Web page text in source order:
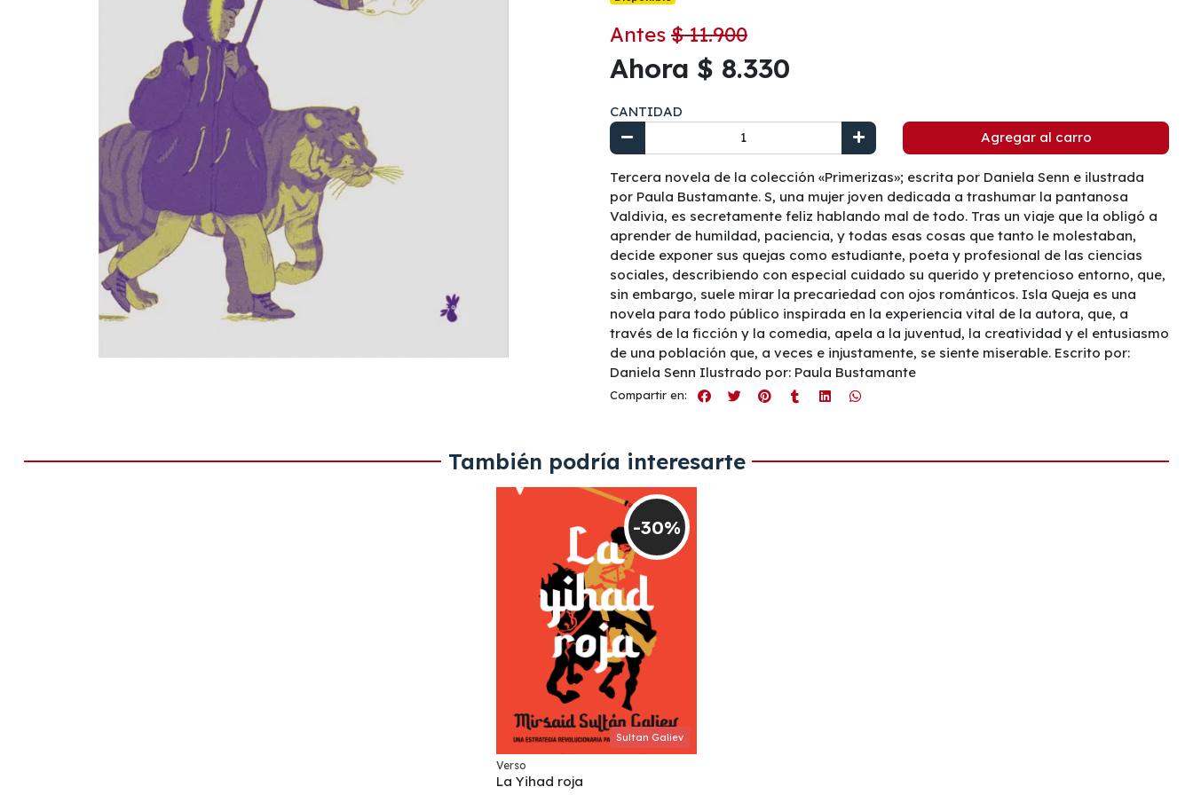
Antes $ 11.900
Ahora $ 8.330
CANTIDAD
Agregar al carro
Tercera novela de la colección «Primerizas»; escrita por Daniela Senn e ilustrada
por Paula Bustamante. S, una mujer joven dedicada a trashumar la pantanosa
Valdivia, es secretamente feliz hablando mal de todo. Tras un viaje que la obligó a
aprender de humildad, paciencia, y todas esas cosas que tanto le molestaban,
decide exponer sus quejas como estudiante, poeta y profesional de las ciencias
sociales, describiendo con especial cuidado su querido y pretencioso entorno, que,
sin embargo, suele mirar la precariedad con ojos románticos. Isla Queja es una
novela para todo público inspirada en la experiencia vital de la autora, que, a
través de la ficción y la comedia, apela a la juventud, la creatividad y el entusiasmo
de una población que, a veces e injustamente, se siente miserable. Escrito por:
Daniela Senn Ilustrado por: Paula Bustamante
Compartir en:
También podría interesarte
-30%
Sultan Galiev
Verso
La Yihad roja